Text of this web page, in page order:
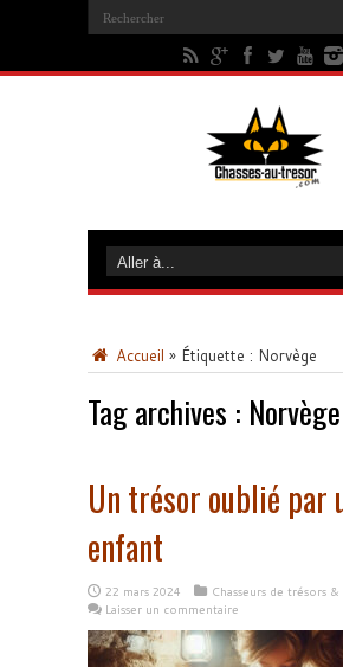
Accueil » Étiquette : Norvège
Tag archives : Norvège
Un trésor oublié par
enfant
22 mars 2024
Chasseurs de trésors
Laisser un commentaire